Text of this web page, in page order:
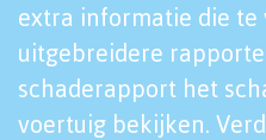
extra informatie die te
uitgebreidere
schaderapport het
voertuig bekijken.